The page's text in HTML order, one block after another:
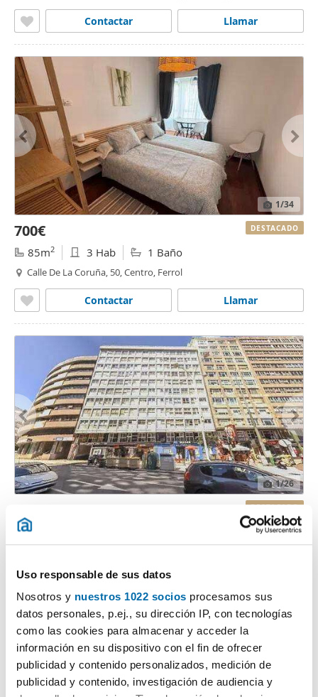
Uso responsable de sus datos
Nosotros y nuestros 1022 socios procesamos sus
datos personales, p.ej., su dirección IP, con tecnologías
como las cookies para almacenar y acceder la
información en su dispositivo con el fin de ofrecer
publicidad y contenido personalizados, medición de
publicidad y contenido, investigación de audiencia y
Llamar
Contactar
1/34
700€
85m2 3 Hab 1 Baño
Calle De La Coruña, 50, Centro, Ferrol
Llamar
Contactar
DESTACADO
1/26
115m
Contactar
DESTACADO